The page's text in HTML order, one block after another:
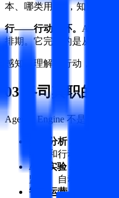
本、哪类用户"，知道上次
行——行动闭环。 Agent
排期。它完成的是从决策
感知、理解、行动，三者
03 各司其职的
Agentic Engine 不是给每
数据分析 Agent，团
结论和行动建议。
A/B 实验 Agent，团
监控、自动判读，无
智能运营 Agent，团